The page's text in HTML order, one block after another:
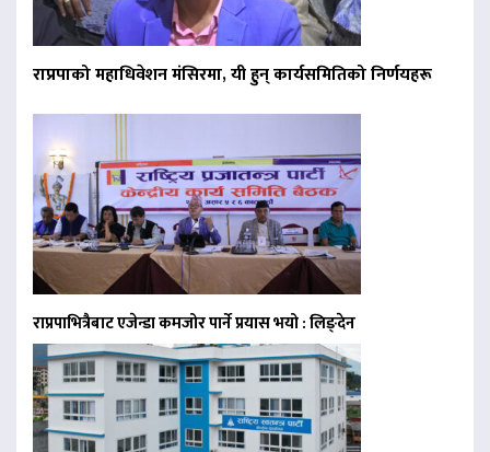
राप्रपाको महाधिवेशन मंसिरमा, यी हुन् कार्यसमितिको निर्णयहरू
राप्रपाभित्रैबाट एजेन्डा कमजोर पार्ने प्रयास भयो : लिङ्देन